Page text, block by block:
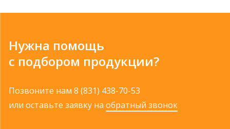
Нужна помощь
с подбором продукции?
Позвоните нам 8 (831) 438-70-53
или оставьте заявку на обратный звонок